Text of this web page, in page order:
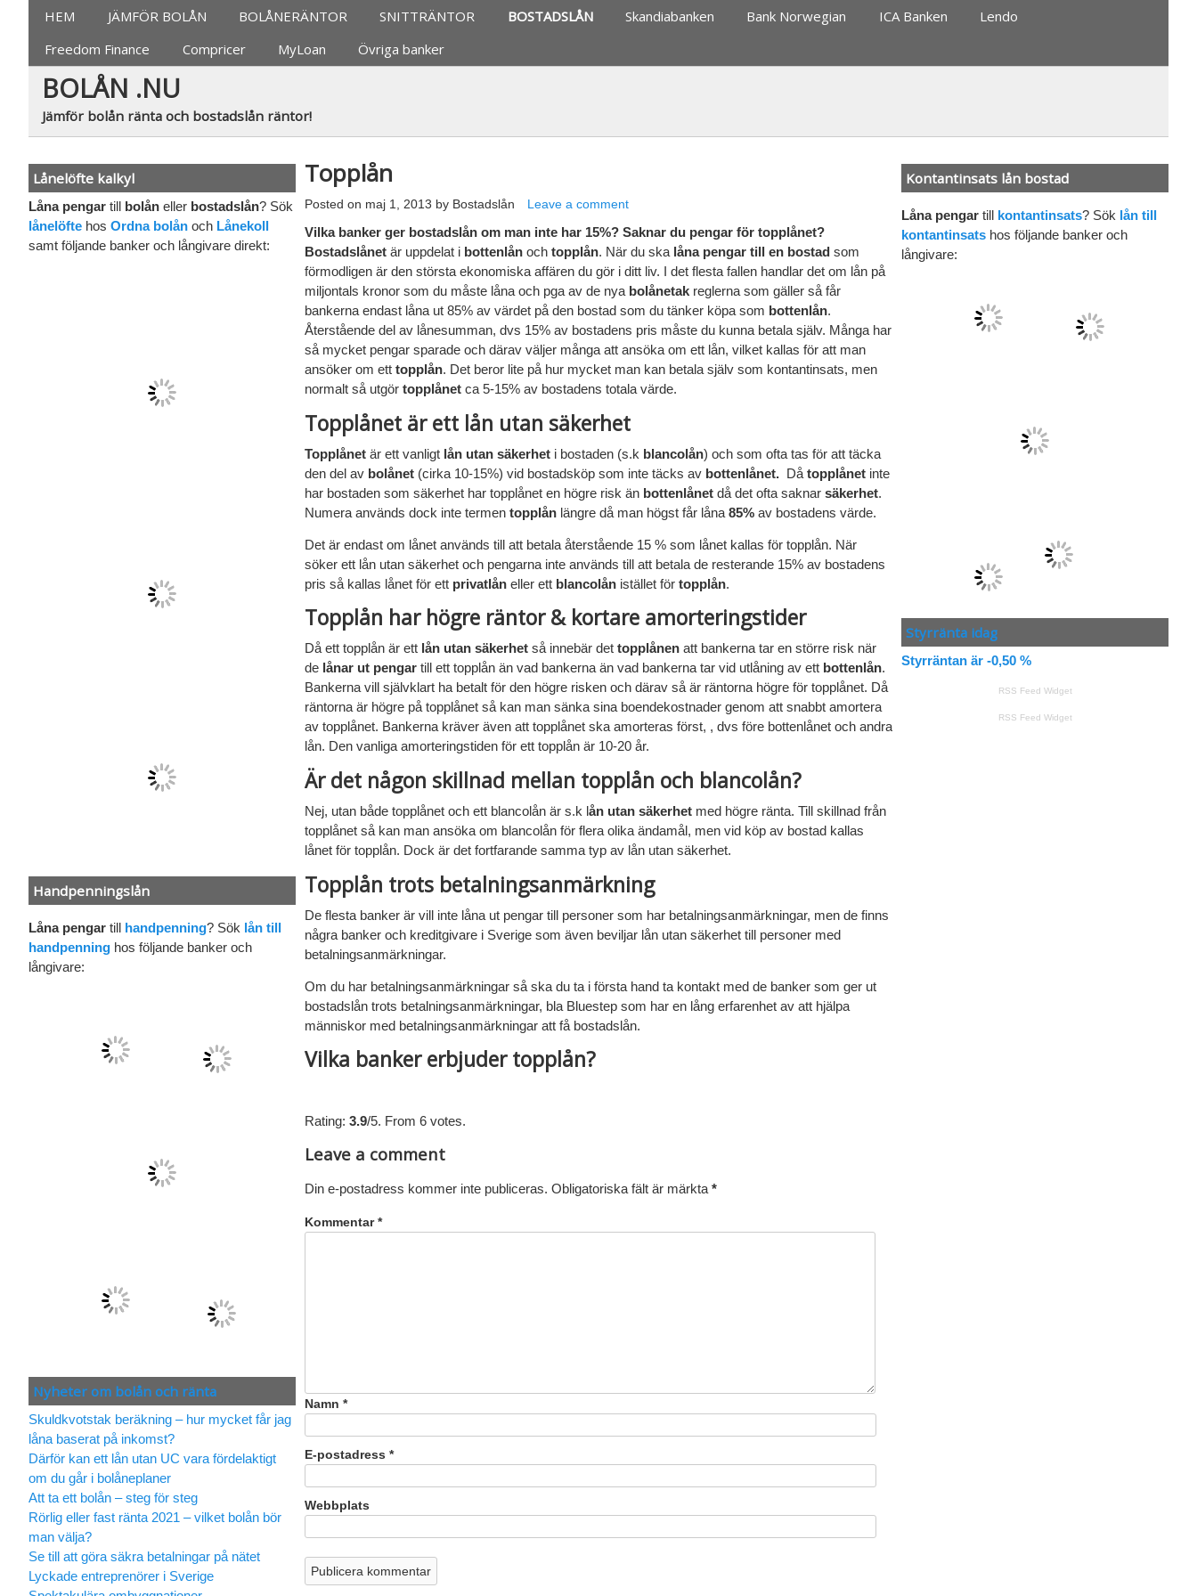
Jämför bolån, banker
HEM JÄMFÖR BOLÅN BOLÅNERÄNTOR SNITTRÄNTOR BOSTADSLÅN Skandiabanken Bank Norwegian ICA Banken
Lendo
Freedom Finance
Compricer MyLoan Övriga banker
BOLÅN .NU
Jämför bolån ränta och bostadslån räntor!
Topplån
Posted on maj 1, 2013 by Bostadslån Leave a comment
Vilka banker ger bostadslån om man inte har 15%? Saknar du pengar för topplånet?
Bostadslånet är uppdelat i bottenlån och topplån. När du ska låna pengar till en bostad som
förmodligen är den största ekonomiska affären du gör i ditt liv. I det flesta fallen handlar det om lån på
miljontals kronor som du måste låna och pga av de nya bolånetak reglerna som gäller så får
bankerna endast låna ut 85% av värdet på den bostad som du tänker köpa som bottenlån.
Återstående del av lånesumman, dvs 15% av bostadens pris måste du kunna betala själv. Många har
så mycket pengar sparade och därav väljer många att ansöka om ett lån, vilket kallas för att man
ansöker om ett topplån. Det beror lite på hur mycket man kan betala själv som kontantinsats, men
normalt så utgör topplånet ca 5-15% av bostadens totala värde.
Topplånet är ett lån utan säkerhet
Topplånet är ett vanligt lån utan säkerhet i bostaden (s.k blancolån) och som ofta tas för att täcka
den del av bolånet (cirka 10-15%) vid bostadsköp som inte täcks av bottenlånet. Då topplånet inte
har bostaden som säkerhet har topplånet en högre risk än bottenlånet då det ofta saknar säkerhet.
Numera används dock inte termen topplån längre då man högst får låna 85% av bostadens värde.
Det är endast om lånet används till att betala återstående 15 % som lånet kallas för topplån. När
söker ett lån utan säkerhet och pengarna inte används till att betala de resterande 15% av bostadens
pris så kallas lånet för ett privatlån eller ett blancolån istället för topplån.
Topplån har högre räntor & kortare amorteringstider
Då ett topplån är ett lån utan säkerhet så innebär det topplånen att bankerna tar en större risk när
de lånar ut pengar till ett topplån än vad bankerna än vad bankerna tar vid utlåning av ett bottenlån.
Bankerna vill självklart ha betalt för den högre risken och därav så är räntorna högre för topplånet. Då
räntorna är högre på topplånet så kan man sänka sina boendekostnader genom att snabbt amortera
av topplånet. Bankerna kräver även att topplånet ska amorteras först, , dvs före bottenlånet och andra
lån. Den vanliga amorteringstiden för ett topplån är 10-20 år.
Är det någon skillnad mellan topplån och blancolån?
Nej, utan både topplånet och ett blancolån är s.k lån utan säkerhet med högre ränta. Till skillnad från
topplånet så kan man ansöka om blancolån för flera olika ändamål, men vid köp av bostad kallas
lånet för topplån. Dock är det fortfarande samma typ av lån utan säkerhet.
Topplån trots betalningsanmärkning
De flesta banker är vill inte låna ut pengar till personer som har betalningsanmärkningar, men de finns
några banker och kreditgivare i Sverige som även beviljar lån utan säkerhet till personer med
betalningsanmärkningar.
Om du har betalningsanmärkningar så ska du ta i första hand ta kontakt med de banker som ger ut
bostadslån trots betalningsanmärkningar, bla Bluestep som har en lång erfarenhet av att hjälpa
människor med betalningsanmärkningar att få bostadslån.
Vilka banker erbjuder topplån?
Rating: 3.9/5. From 6 votes.
Leave a comment
Din e-postadress kommer inte publiceras. Obligatoriska fält är märkta *
Kommentar *
Namn *
E-postadress *
Webbplats
Lånelöfte kalkyl
Låna pengar till bolån eller bostadslån? Sök
lånelöfte hos Ordna bolån och Lånekoll
samt följande banker och långivare direkt:
Handpenningslån
Låna pengar till handpenning? Sök lån till
handpenning hos följande banker och
långivare:
Nyheter om bolån och ränta
Skuldkvotstak beräkning – hur mycket får jag
låna baserat på inkomst?
Därför kan ett lån utan UC vara fördelaktigt
om du går i bolåneplaner
Att ta ett bolån – steg för steg
Rörlig eller fast ränta 2021 – vilket bolån bör
man välja?
Se till att göra säkra betalningar på nätet
Lyckade entreprenörer i Sverige
Kontantinsats lån bostad
Låna pengar till kontantinsats? Sök lån till
kontantinsats hos följande banker och
långivare:
Styrränta idag
Styrräntan är -0,50 %
RSS Feed Widget
RSS Feed Widget